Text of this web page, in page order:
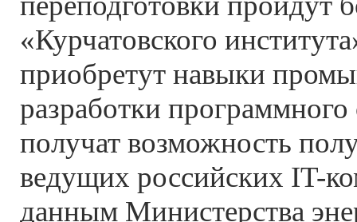
«Курчатовского
приобретут навыки
разработки
получат возможность
ведущих российских IT-
данным Министерства